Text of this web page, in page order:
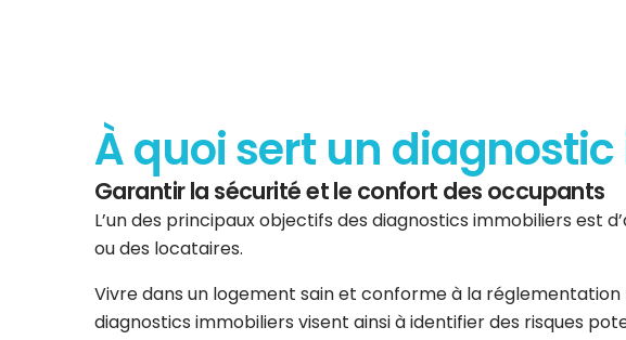
À quoi sert un
Garantir la sécurité et le confort des occupants
L’un des principaux objectifs des diagnostics immobiliers est
ou des locataires.
Vivre dans un logement sain et conforme à la
diagnostics immobiliers visent ainsi à identifier des risques